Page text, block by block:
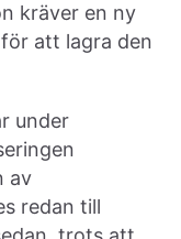
kräver en ny
för att lagra den
under
av
redan till